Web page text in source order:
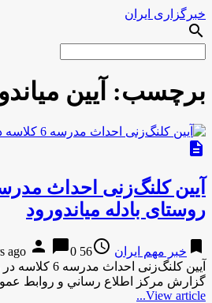
خبرگزاری ایران
search
برچسب: آیین
description
روستای بادله میاندورود
bookmark خبر مهم ایران access_time
56 years ago
person chat_bubble0
آیین کلنگ‌زنی
گزارش مركز اطلاع رساني و روابط
View article...